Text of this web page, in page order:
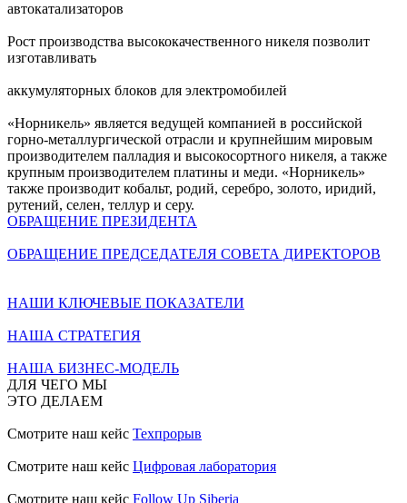
автокатализаторов
Рост производства высококачественного никеля позволит
изготавливать
аккумуляторных блоков для электромобилей
«Норникель» является ведущей компанией в российской
горно-металлургической отрасли и крупнейшим мировым
производителем палладия и высокосортного никеля, а также
крупным производителем платины и меди. «Норникель»
также производит кобальт, родий, серебро, золото, иридий,
рутений, селен, теллур и серу.
ОБРАЩЕНИЕ ПРЕЗИДЕНТА
ОБРАЩЕНИЕ ПРЕДСЕДАТЕЛЯ СОВЕТА ДИРЕКТОРОВ
НАШИ КЛЮЧЕВЫЕ ПОКАЗАТЕЛИ
НАША СТРАТЕГИЯ
НАША БИЗНЕС-МОДЕЛЬ
ДЛЯ ЧЕГО МЫ
ЭТО ДЕЛАЕМ
Смотрите наш кейс Техпрорыв
Смотрите наш кейс Цифровая лаборатория
Смотрите наш кейс Follow Up Siberia